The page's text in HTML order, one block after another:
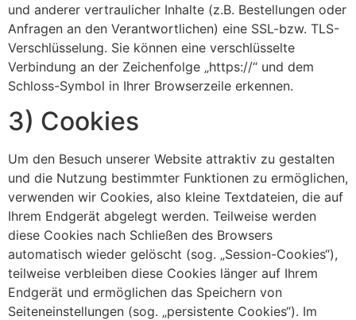
und anderer vertraulicher Inhalte (z.B. Bestellungen oder
Anfragen an den Verantwortlichen) eine SSL-bzw. TLS-
Verschlüsselung. Sie können eine verschlüsselte
Verbindung an der Zeichenfolge „https://“ und dem
Schloss-Symbol in Ihrer Browserzeile erkennen.
3) Cookies
Um den Besuch unserer Website attraktiv zu gestalten
und die Nutzung bestimmter Funktionen zu ermöglichen,
verwenden wir Cookies, also kleine Textdateien, die auf
Ihrem Endgerät abgelegt werden. Teilweise werden
diese Cookies nach Schließen des Browsers
automatisch wieder gelöscht (sog. „Session-Cookies“),
teilweise verbleiben diese Cookies länger auf Ihrem
Endgerät und ermöglichen das Speichern von
Seiteneinstellungen (sog. „persistente Cookies“). Im